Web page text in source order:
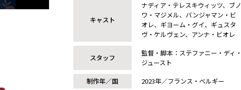
キャスト
ナディア・テレスキウィッツ、ブノ
ワ・マジメル、バンジャマン・ビ
オレ、ギヨーム・グイ、ギュスタ
ヴ・ケルヴェン、アンナ・ビオレ
スタッフ
監督・脚本：ステファニー・ディ・
ジュースト
制作年／国
2023年／フランス・ベルギー